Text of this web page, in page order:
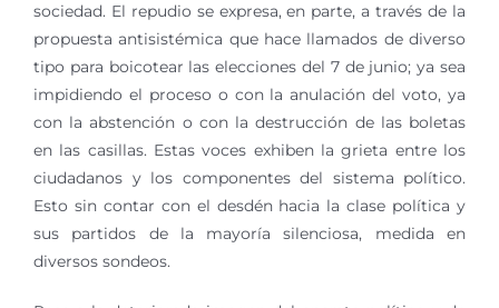
sociedad. El repudio se expresa, en parte, a través de la
propuesta antisistémica que hace llamados de diverso
tipo para boicotear las elecciones del 7 de junio; ya sea
impidiendo el proceso o con la anulación del voto, ya
con la abstención o con la destrucción de las boletas
en las casillas. Estas voces exhiben la grieta entre los
ciudadanos y los componentes del sistema político.
Esto sin contar con el desdén hacia la clase política y
sus partidos de la mayoría silenciosa, medida en
diversos sondeos.